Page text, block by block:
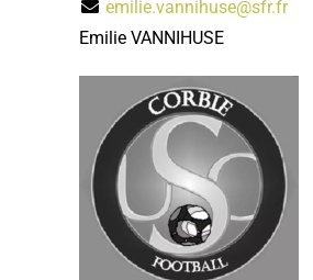
emilie.vannihuse@sfr.fr
Emilie VANNIHUSE